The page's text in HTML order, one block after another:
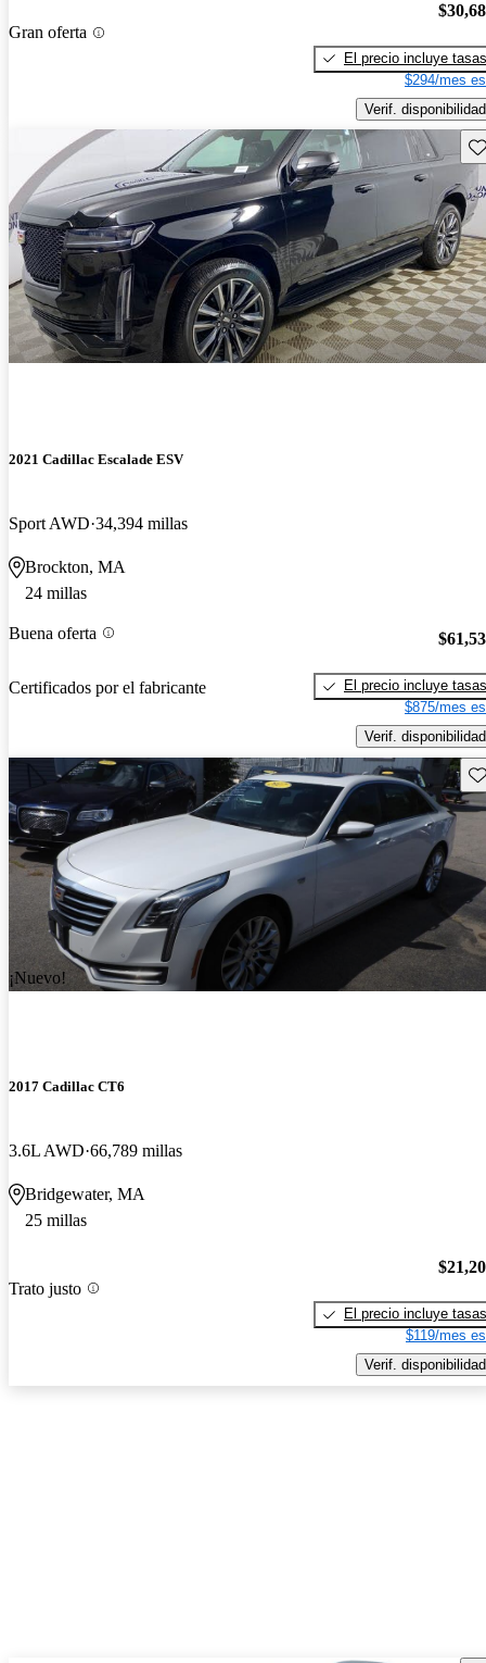
Gran oferta
El precio incluye tasas
$294/mes
Verif. disponibilidad
2021 Cadillac Escalade ESV
Sport AWD 34,394 millas
Brockton, MA
24 millas
Buena oferta
Certificados por el fabricante
El precio incluye tasas
$875/mes
Verif. disponibilidad
¡Nuevo!
2017 Cadillac CT6
3.6L AWD 66,789 millas
Bridgewater, MA
25 millas
Trato justo
El precio incluye tasas
$119/mes
Verif. disponibilidad